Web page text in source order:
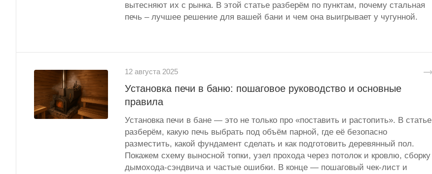
вытесняют их с рынка. В этой статье разберём по пунктам, почему стальная
печь – лучшее решение для вашей бани и чем она выигрывает у чугунной.
12 августа 2025
Установка печи в баню: пошаговое руководство и основные
правила
Установка печи в бане — это не только про «поставить и растопить». В статье
разберём, какую печь выбрать под объём парной, где её безопасно
разместить, какой фундамент сделать и как подготовить деревянный пол.
Покажем схему выносной топки, узел прохода через потолок и кровлю, сборку
дымохода-сэндвича и частые ошибки. В конце — пошаговый чек-лист и